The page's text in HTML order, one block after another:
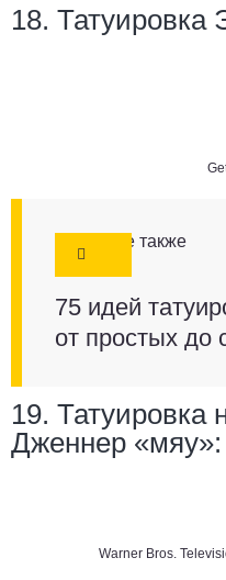
18.
Смотрите также
75 идей
от простых до
19. Татуировка
Дженнер «мяу»:
Warner Bros.